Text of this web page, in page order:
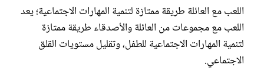
اللعب مع العائلة طريقة ممتازة لتنمية المهارات الاجتماعية؛ يعد
اللعب مع مجموعات من العائلة والأصدقاء طريقة ممتازة
لتنمية المهارات الاجتماعية للطفل، وتقليل مستويات القلق
الاجتماعي.